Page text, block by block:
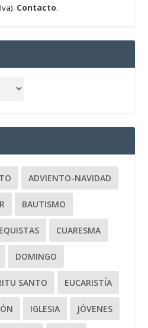
Contacto.
ADVIENTO-NAVIDAD
BAUTISMO
CUARESMA
DOMINGO
SANTO EUCARISTÍA
IGLESIA JÓVENES